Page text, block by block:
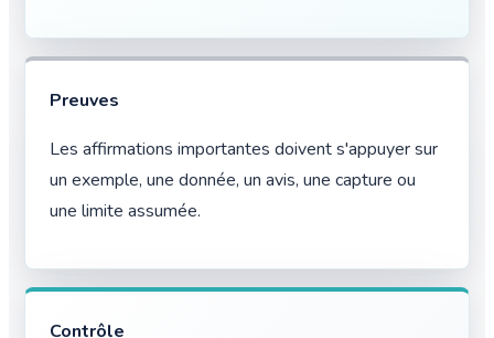
Preuves
Les affirmations importantes doivent s'appuyer sur
un exemple, une donnée, un avis, une capture ou
une limite assumée.
Contrôle